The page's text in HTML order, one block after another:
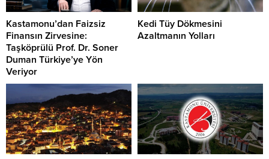
Kastamonu’dan Faizsiz
Finansın Zirvesine:
Taşköprülü Prof. Dr. Soner
Duman Türkiye’ye Yön
Veriyor
Kedi Tüy Dökmesini
Azaltmanın Yolları